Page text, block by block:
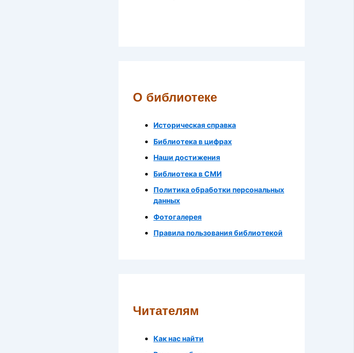
О библиотеке
Историческая справка
Библиотека в цифрах
Наши достижения
Библиотека в СМИ
Политика обработки персональных
данных
Фотогалерея
Правила пользования библиотекой
Читателям
Как нас найти